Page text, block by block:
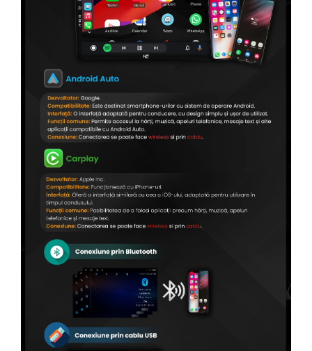
Conectică Isuzu
Conectică Mazda
Conectică Subaru
Conectică Iveco
Conectică Iveco
Conectică Dacia
Conectică Volvo
Conectică Smart
Conectică Chrysler